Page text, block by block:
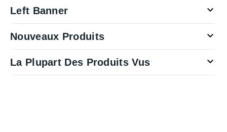
Left Banner 
Nouveaux Produits 
La Plupart Des Produits Vus 